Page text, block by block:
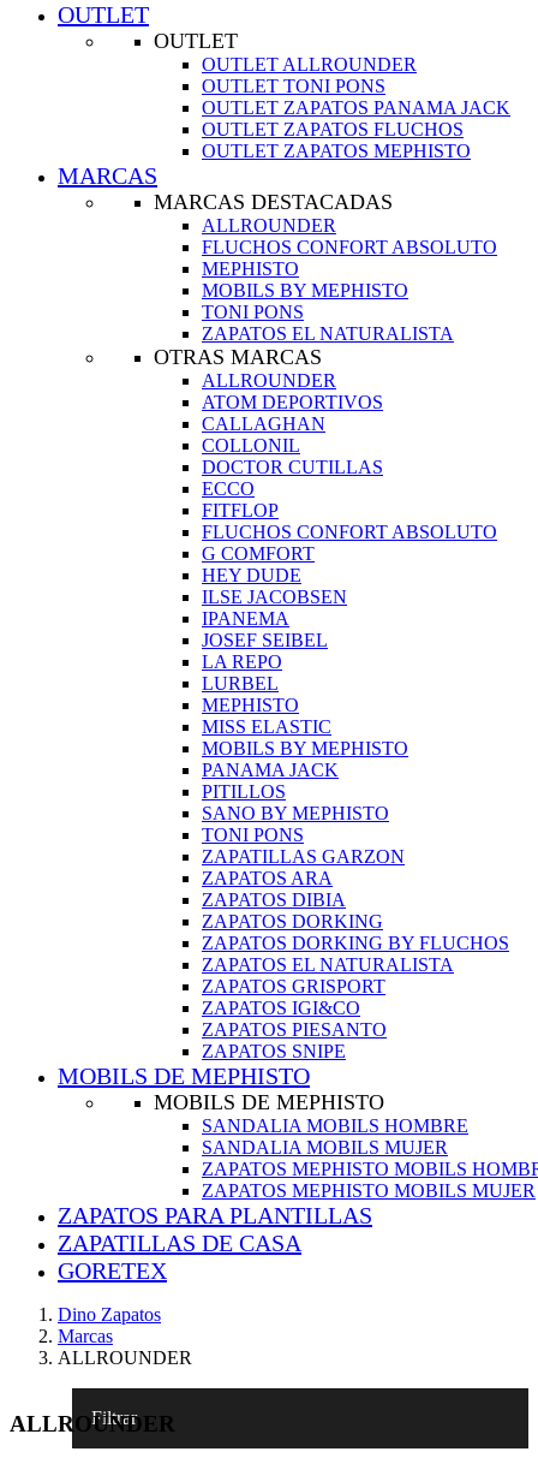
OUTLET
OUTLET
OUTLET ALLROUNDER
OUTLET TONI PONS
OUTLET ZAPATOS PANAMA JACK
OUTLET ZAPATOS FLUCHOS
OUTLET ZAPATOS MEPHISTO
MARCAS
MARCAS DESTACADAS
ALLROUNDER
FLUCHOS CONFORT ABSOLUTO
MEPHISTO
MOBILS BY MEPHISTO
TONI PONS
ZAPATOS EL NATURALISTA
OTRAS MARCAS
ALLROUNDER
ATOM DEPORTIVOS
CALLAGHAN
COLLONIL
DOCTOR CUTILLAS
ECCO
FITFLOP
FLUCHOS CONFORT ABSOLUTO
G COMFORT
HEY DUDE
ILSE JACOBSEN
IPANEMA
JOSEF SEIBEL
LA REPO
LURBEL
MEPHISTO
MISS ELASTIC
MOBILS BY MEPHISTO
PANAMA JACK
PITILLOS
SANO BY MEPHISTO
TONI PONS
ZAPATILLAS GARZON
ZAPATOS ARA
ZAPATOS DIBIA
ZAPATOS DORKING
ZAPATOS DORKING BY FLUCHOS
ZAPATOS EL NATURALISTA
ZAPATOS GRISPORT
ZAPATOS IGI&CO
ZAPATOS PIESANTO
ZAPATOS SNIPE
MOBILS DE MEPHISTO
MOBILS DE MEPHISTO
SANDALIA MOBILS HOMBRE
SANDALIA MOBILS MUJER
ZAPATOS MEPHISTO MOBILS
ZAPATOS MEPHISTO MOBILS MUJER
ZAPATOS PARA PLANTILLAS
ZAPATILLAS DE CASA
GORETEX
Dino Zapatos
Marcas
ALLROUNDER
Filtrar
ALLROUNDER